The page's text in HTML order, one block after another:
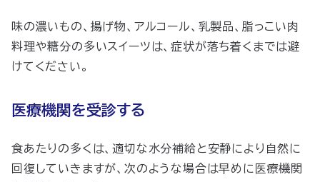
味の濃いもの、揚げ物、アルコール、乳製品、脂っこい肉
料理や糖分の多いスイーツは、症状が落ち着くまでは避
けてください。
医療機関を受診する
食あたりの多くは、適切な水分補給と安静により自然に
回復していきますが、次のような場合は早めに医療機関